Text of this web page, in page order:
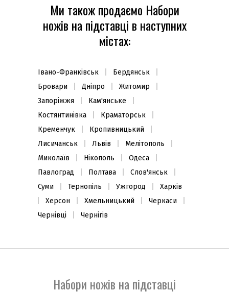
Ми також продаємо Набори
ножів на підставці в наступних
містах:
Івано-Франківськ
Бердянськ
Бровари
Дніпро
Житомир
Запоріжжя
Кам'янське
Костянтинівка
Краматорськ
Кременчук
Кропивницький
Лисичанськ
Львів
Мелітополь
Миколаїв
Нікополь
Одеса
Павлоград
Полтава
Слов'янськ
Суми
Тернопіль Ужгород
Харків
Херсон
Хмельницький
Черкаси
Чернівці
Чернігів
Набори ножів на підставці